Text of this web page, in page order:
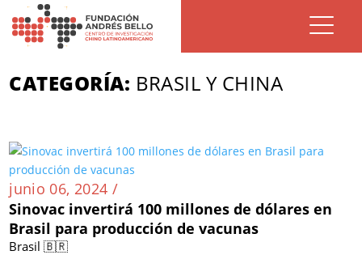
CATEGORÍA: BRASIL Y CHINA
junio 06, 2024 /
Sinovac invertirá 100 millones de dólares en
Brasil para producción de vacunas
Brasil 🇧🇷